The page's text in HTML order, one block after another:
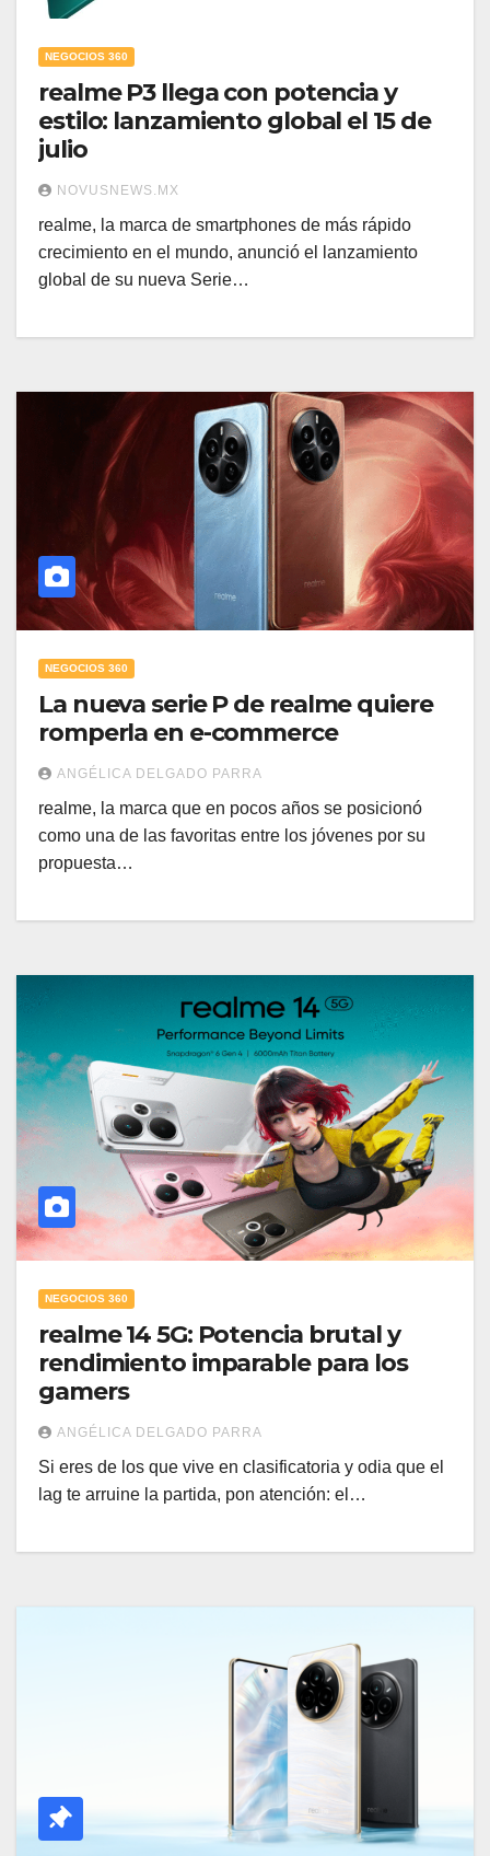
NEGOCIOS 360
realme P3 llega con potencia y
estilo: lanzamiento global el 15 de
julio
NOVUSNEWS.MX
realme, la marca de smartphones de más rápido
crecimiento en el mundo, anunció el lanzamiento
global de su nueva Serie…
NEGOCIOS 360
La nueva serie P de realme quiere
romperla en e-commerce
ANGÉLICA DELGADO PARRA
realme, la marca que en pocos años se posicionó
como una de las favoritas entre los jóvenes por su
propuesta…
NEGOCIOS 360
realme 14 5G: Potencia brutal y
rendimiento imparable para los
gamers
ANGÉLICA DELGADO PARRA
Si eres de los que vive en clasificatoria y odia que el
lag te arruine la partida, pon atención: el…